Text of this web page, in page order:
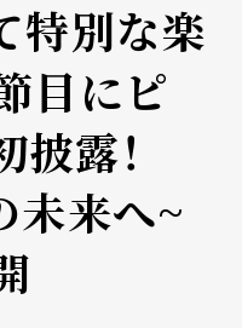
特別な楽
目にピ
露！
未来へ~